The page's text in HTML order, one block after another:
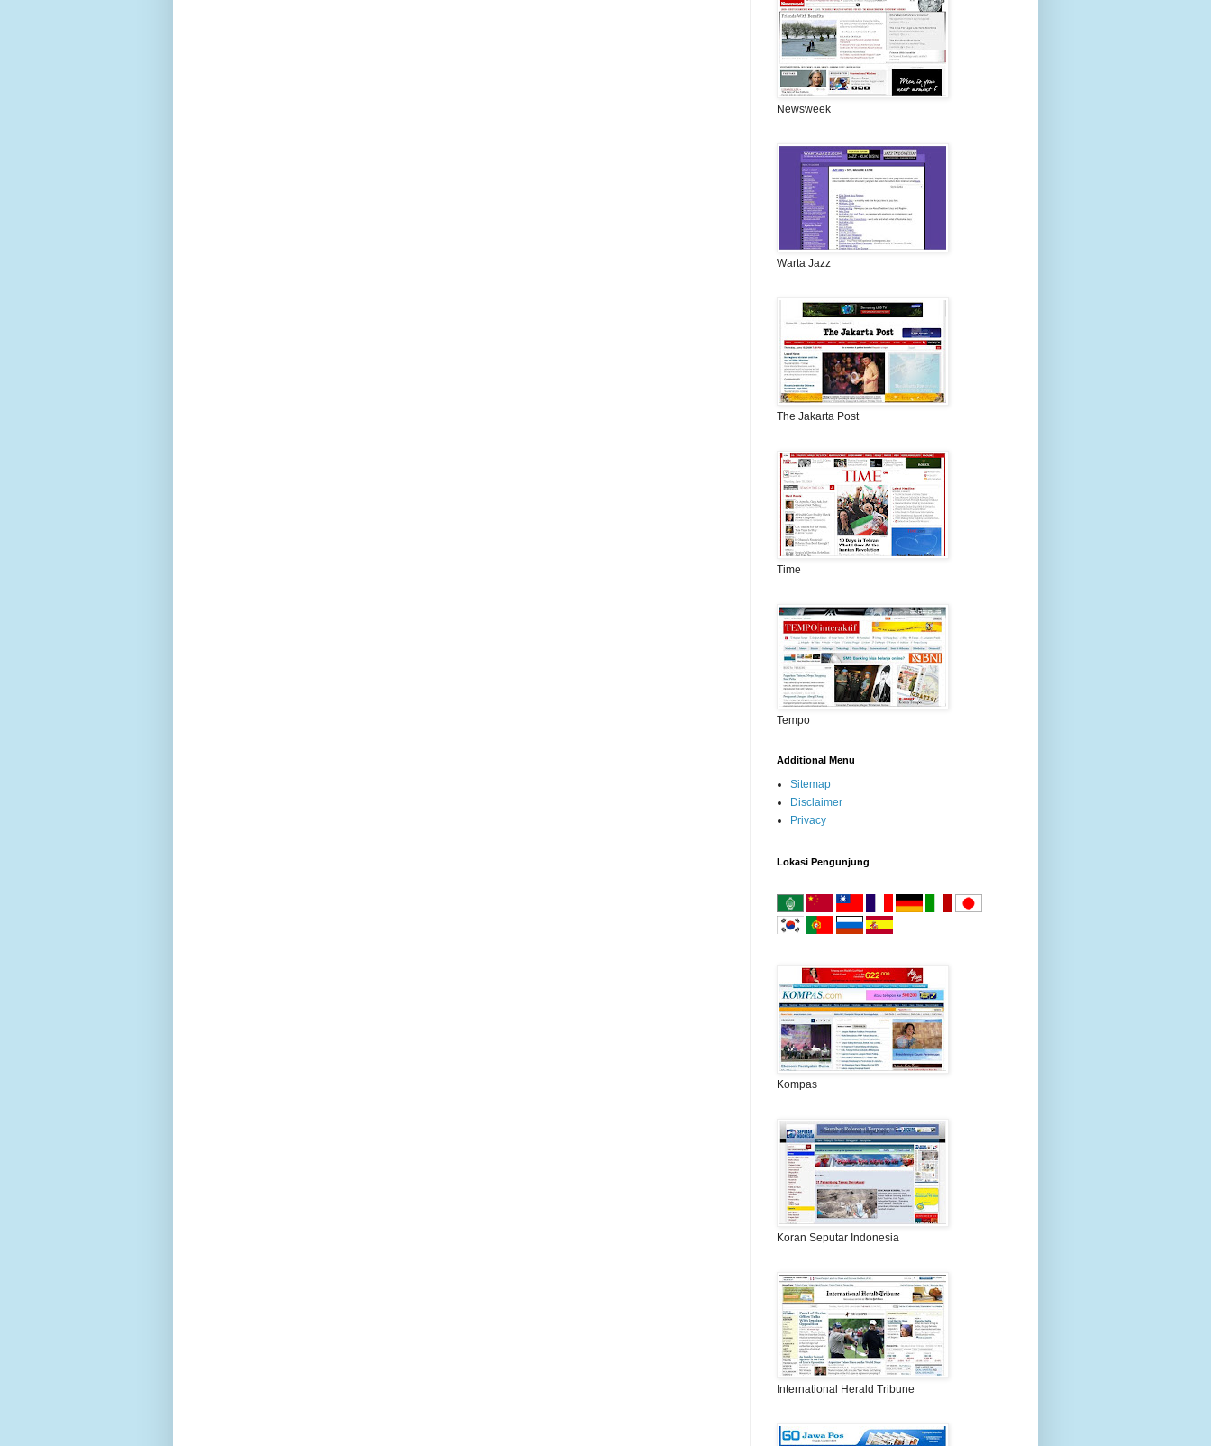
Newsweek
Warta Jazz
The Jakarta Post
Time
Tempo
Additional Menu
Sitemap
Disclaimer
Privacy
Lokasi Pengunjung
Kompas
Koran Seputar Indonesia
International Herald Tribune